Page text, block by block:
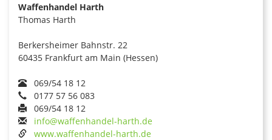
Waffenhandel Harth
Thomas Harth
Berkersheimer Bahnstr. 22
60435 Frankfurt am Main (Hessen)
069/54 18 12
0177 57 56 083
069/54 18 12
info@waffenhandel-harth.de
www.waffenhandel-harth.de